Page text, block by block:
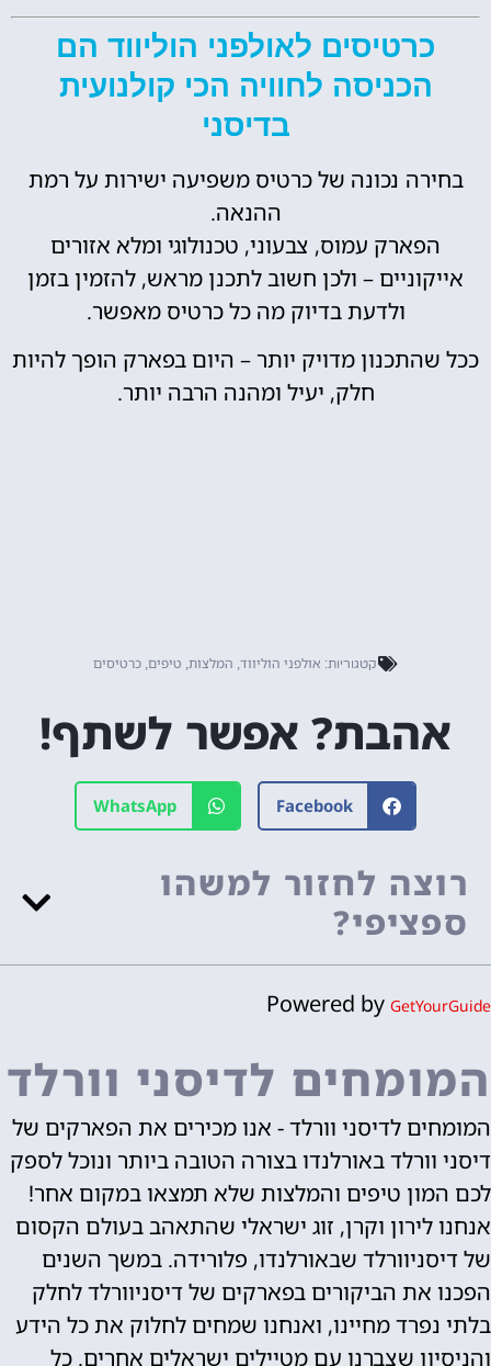
כרטיסים לאולפני הוליווד הם
הכניסה לחוויה הכי קולנועית
בדיסני
בחירה נכונה של כרטיס משפיעה ישירות על רמת
ההנאה.
הפארק עמוס, צבעוני, טכנולוגי ומלא אזורים
אייקוניים – ולכן חשוב לתכנן מראש, להזמין בזמן
ולדעת בדיוק מה כל כרטיס מאפשר.
ככל שהתכנון מדויק יותר – היום בפארק הופך להיות
חלק, יעיל ומהנה הרבה יותר.
קטגוריות: אולפני הוליווד, המלצות, טיפים, כרטיסים
אהבת? אפשר לשתף!
Facebook
WhatsApp
רוצה לחזור למשהו
ספציפי?
Powered by GetYourGuide
המומחים לדיסני וורלד
המומחים לדיסני וורלד - אנו מכירים את הפארקים של
דיסני וורלד באורלנדו בצורה הטובה ביותר ונוכל לספק
לכם המון טיפים והמלצות שלא תמצאו במקום אחר!
אנחנו לירון וקרן, זוג ישראלי שהתאהב בעולם הקסום
של דיסניוורלד שבאורלנדו, פלורידה. במשך השנים
הפכנו את הביקורים בפארקים של דיסניוורלד לחלק
בלתי נפרד מחיינו, ואנחנו שמחים לחלוק את כל הידע
והניסיון שצברנו עם מטיילים ישראלים אחרים. כל